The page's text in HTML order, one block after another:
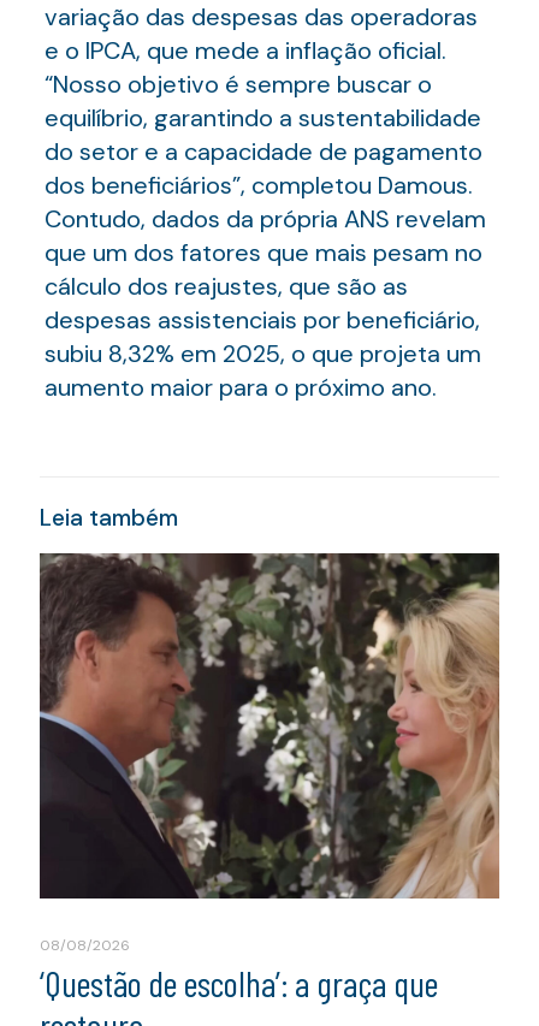
variação das despesas das operadoras
e o IPCA, que mede a inflação oficial.
“Nosso objetivo é sempre buscar o
equilíbrio, garantindo a sustentabilidade
do setor e a capacidade de pagamento
dos beneficiários”, completou Damous.
Contudo, dados da própria ANS revelam
que um dos fatores que mais pesam no
cálculo dos reajustes, que são as
despesas assistenciais por beneficiário,
subiu 8,32% em 2025, o que projeta um
aumento maior para o próximo ano.
Leia também
08/08/2026
‘Questão de escolha’: a graça que